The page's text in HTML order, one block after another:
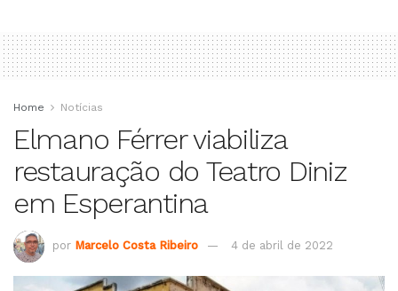
Home Notícias
Elmano Férrer viabiliza
restauração do Teatro Diniz
em Esperantina
por Marcelo Costa Ribeiro 4 de abril de 2022